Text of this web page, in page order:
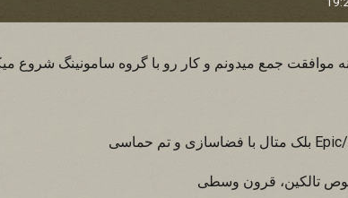
جمع میدونم و کار رو با گروه سامونینگ شروع
تالکین، قرون وسطی